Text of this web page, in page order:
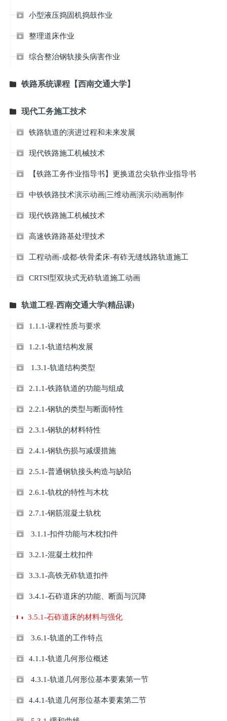
 小型液压捣固机捣鼓作业
 整理道床作业
 综合整治钢轨接头病害作业
 铁路系统课程【西南交通大学】
 现代工务施工技术
 铁路轨道的演进过程和未来发展
 现代铁路施工机械技术
 【铁路工务作业指导书】更换道岔尖轨作业指导书
 中铁铁路技术演示动画|三维动画演示|动画制作
 现代铁路施工机械技术
 高速铁路路基处理技术
 工程动画-成都-铁骨柔床-有砟无缝线路轨道施工
 CRTSⅠ型双块式无砟轨道施工动画
 轨道工程-西南交通大学(精品课)
 1.1.1-课程性质与要求
 1.2.1-轨道结构发展
 1.3.1-轨道结构类型
 2.1.1-铁路轨道的功能与组成
 2.2.1-钢轨的类型与断面特性
 2.3.1-钢轨的材料特性
 2.4.1-钢轨伤损与减缓措施
 2.5.1-普通钢轨接头构造与缺陷
 2.6.1-轨枕的特性与木枕
 2.7.1-钢筋混凝土轨枕
 3.1.1-扣件功能与木枕扣件
 3.2.1-混凝土枕扣件
 3.3.1-高铁无砟轨道扣件
 3.4.1-石砟道床的功能、断面与沉降
3.5.1-石砟道床的材料与强化
 3.6.1-轨道的工作特点
 4.1.1-轨道几何形位概述
 4.3.1-轨道几何形位基本要素第一节
 4.4.1-轨道几何形位基本要素第二节